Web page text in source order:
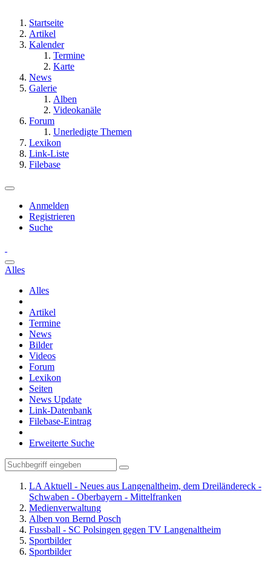
Startseite
Artikel
Kalender
Termine
Karte
News
Galerie
Alben
Videokanäle
Forum
Unerledigte Themen
Lexikon
Link-Liste
Filebase
Anmelden
Registrieren
Suche
Alles
Alles
Artikel
Termine
News
Bilder
Videos
Forum
Lexikon
Seiten
News Update
Link-Datenbank
Filebase-Eintrag
Erweiterte Suche
LA Aktuell - Neues aus Langenaltheim, dem Dreiländereck -
Schwaben - Oberbayern - Mittelfranken
Medienverwaltung
Alben von Bernd Posch
Fussball - SC Polsingen gegen TV Langenaltheim
Sportbilder
Sportbilder